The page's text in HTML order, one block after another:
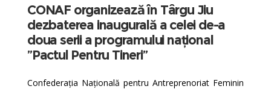
CONAF organizează în Târgu Jiu
dezbaterea inaugurală a celei de-a
doua serii a programului național
”Pactul Pentru Tineri”
Confederația Națională pentru Antreprenoriat Feminin